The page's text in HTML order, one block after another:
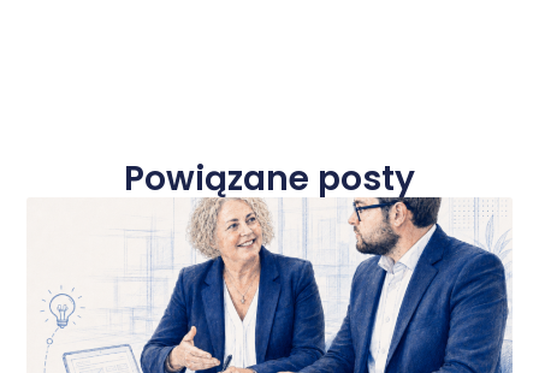
Powiązane posty